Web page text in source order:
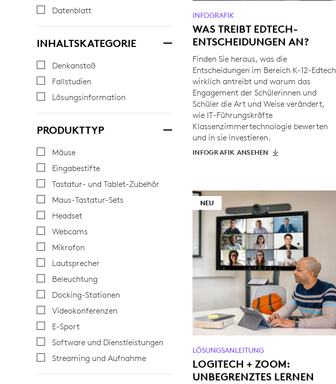
Datenblatt
INHALTSKATEGORIE
Denkanstoß
Fallstudien
Lösungsinformation
PRODUKTTYP
Mäuse
Eingabestifte
Tastatur- und Tablet-Zubehör
Maus-Tastatur-Sets
Headset
Webcams
Mikrofon
Lautsprecher
Beleuchtung
Docking-Stationen
Videokonferenzen
E-Sport
Software und Dienstleistungen
Streaming und Aufnahme
INFOGRAFIK
WAS TREIBT EDTECH-
ENTSCHEIDUNGEN AN?
Finden Sie heraus, was die
Entscheidungen im Bereich K-12-Edtech
wirklich antreibt und warum das
Engagement der Schülerinnen und
Schüler die Art und Weise verändert,
wie IT-Führungskräfte
Klassenzimmertechnologie bewerten
und in sie investieren.
INFOGRAFIK ANSEHEN
NEU
LÖSUNGSANLEITUNG
LOGITECH + ZOOM:
UNBEGRENZTES LERNEN